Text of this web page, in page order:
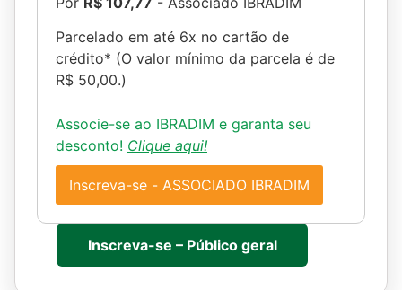
Parcelado em até 6x no cartão de
crédito* (O valor mínimo da parcela é de
R$ 50,00.)
Associe-se ao IBRADIM e garanta seu
desconto! Clique aqui!
Inscreva-se - ASSOCIADO IBRADIM
Inscreva-se – Público geral